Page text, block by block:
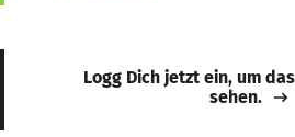
Logg Dich jetzt ein, um
sehen.